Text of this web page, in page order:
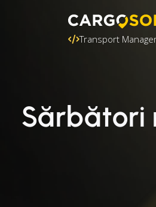
Transport
Sărbători